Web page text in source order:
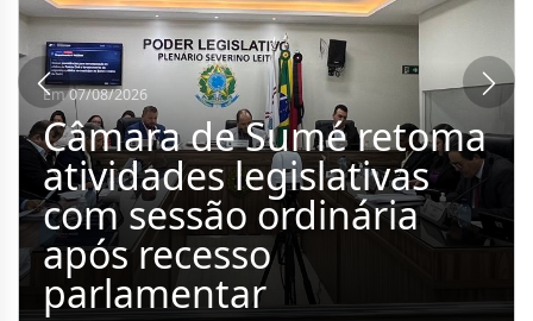
Em 06/08/2026
Monteiro alcança nota
7.0 no Ideb 2025 na
Rede Municipal de
Ensino